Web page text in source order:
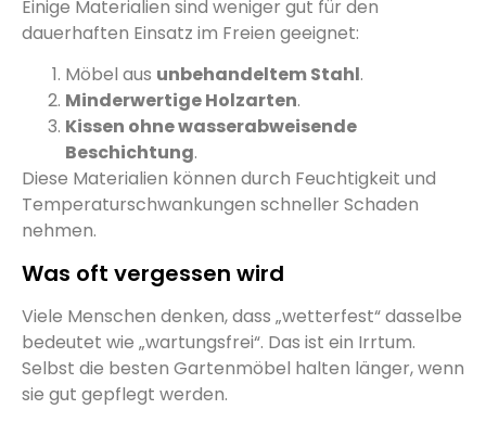
Einige Materialien sind weniger gut für den
dauerhaften Einsatz im Freien geeignet:
Möbel aus unbehandeltem Stahl.
Minderwertige Holzarten.
Kissen ohne wasserabweisende
Beschichtung.
Diese Materialien können durch Feuchtigkeit und
Temperaturschwankungen schneller Schaden
nehmen.
Was oft vergessen wird
Viele Menschen denken, dass „wetterfest“ dasselbe
bedeutet wie „wartungsfrei“. Das ist ein Irrtum.
Selbst die besten Gartenmöbel halten länger, wenn
sie gut gepflegt werden.